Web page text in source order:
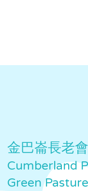
金巴崙長老
Cumberland
Green